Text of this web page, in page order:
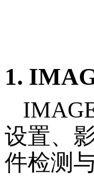
1.
设置、
件检测